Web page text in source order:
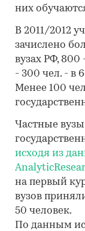
них
В 2011/2012
зачислено
вузах РФ, 800
- 300 чел. - в
Менее 100
Частные
исходя из
на первый
вузов
50 человек.
По данным